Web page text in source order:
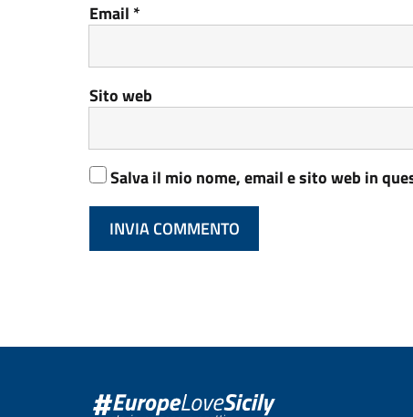
Email *
Sito web
Salva il mio nome, email e sito web in